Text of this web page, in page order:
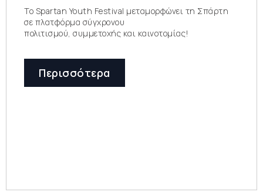
Το Spartan Youth Festival μεταμορφώνει τη Σπάρτη
σε πλατφόρμα σύγχρονου
πολιτισμού, συμμετοχής και καινοτομίας!
Περισσότερα